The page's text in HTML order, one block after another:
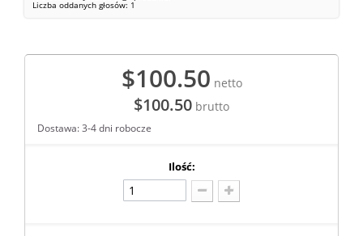
Liczba oddanych głosów: 1
$100.50 netto
$100.50 brutto
Dostawa: 3-4 dni robocze
Ilość: